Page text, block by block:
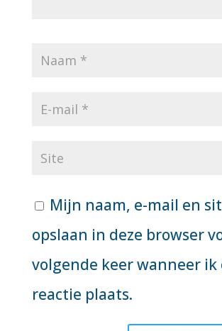
Mijn naam, e-mail en
opslaan in deze browser
volgende keer wanneer ik
reactie plaats.